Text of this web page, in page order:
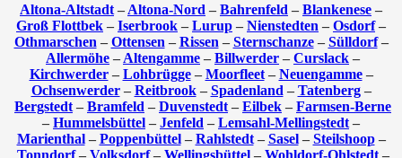
Altona-Altstadt – Altona-Nord – Bahrenfeld – Blankenese –
Groß Flottbek – Iserbrook – Lurup – Nienstedten – Osdorf–
Othmarschen – Ottensen – Rissen – Sternschanze– Sülldorf–
Allermöhe – Altengamme – Billwerder – Curslack –
Kirchwerder– Lohbrügge– Moorfleet– Neuengamme–
Ochsenwerder– Reitbrook– Spadenland – Tatenberg–
Bergstedt – Bramfeld – Duvenstedt – Eilbek – Farmsen-Berne
– Hummelsbüttel – Jenfeld – Lemsahl-Mellingstedt –
Marienthal– Poppenbüttel– Rahlstedt– Sasel– Steilshoop–
Tonndorf– Volksdorf– Wellingsbüttel– Wohldorf-Ohlstedt–